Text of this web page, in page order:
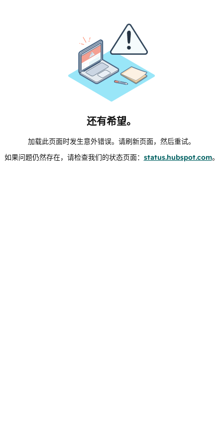
还有希望。
加载此页面时发生意外错误。请刷新页面，然后重试。
如果问题仍然存在，请检查我们的状态页面： status.hubspot.com。